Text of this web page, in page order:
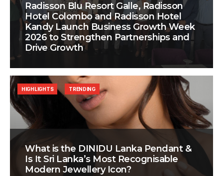
Radisson Blu Resort Galle, Radisson
Hotel Colombo and Radisson Hotel
Kandy Launch Business Growth Week
2026 to Strengthen Partnerships and
Drive Growth
What is the DINIDU Lanka Pendant &
Is It Sri Lanka’s Most Recognisable
Modern Jewellery Icon?
HIGHLIGHTS TRENDING